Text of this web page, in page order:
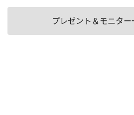
プレゼント＆モニター